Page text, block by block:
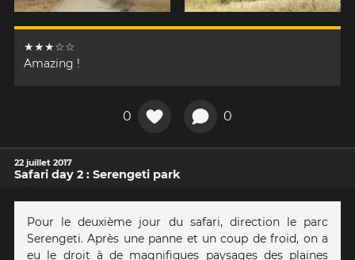
★★★☆☆
Amazing !
0 0
22 juillet 2017
Safari day 2 : Serengeti park
Pour le deuxième jour du safari, direction le parc
Serengeti. Après une panne et un coup de froid, on a
eu le droit à de magnifiques paysages des plaines